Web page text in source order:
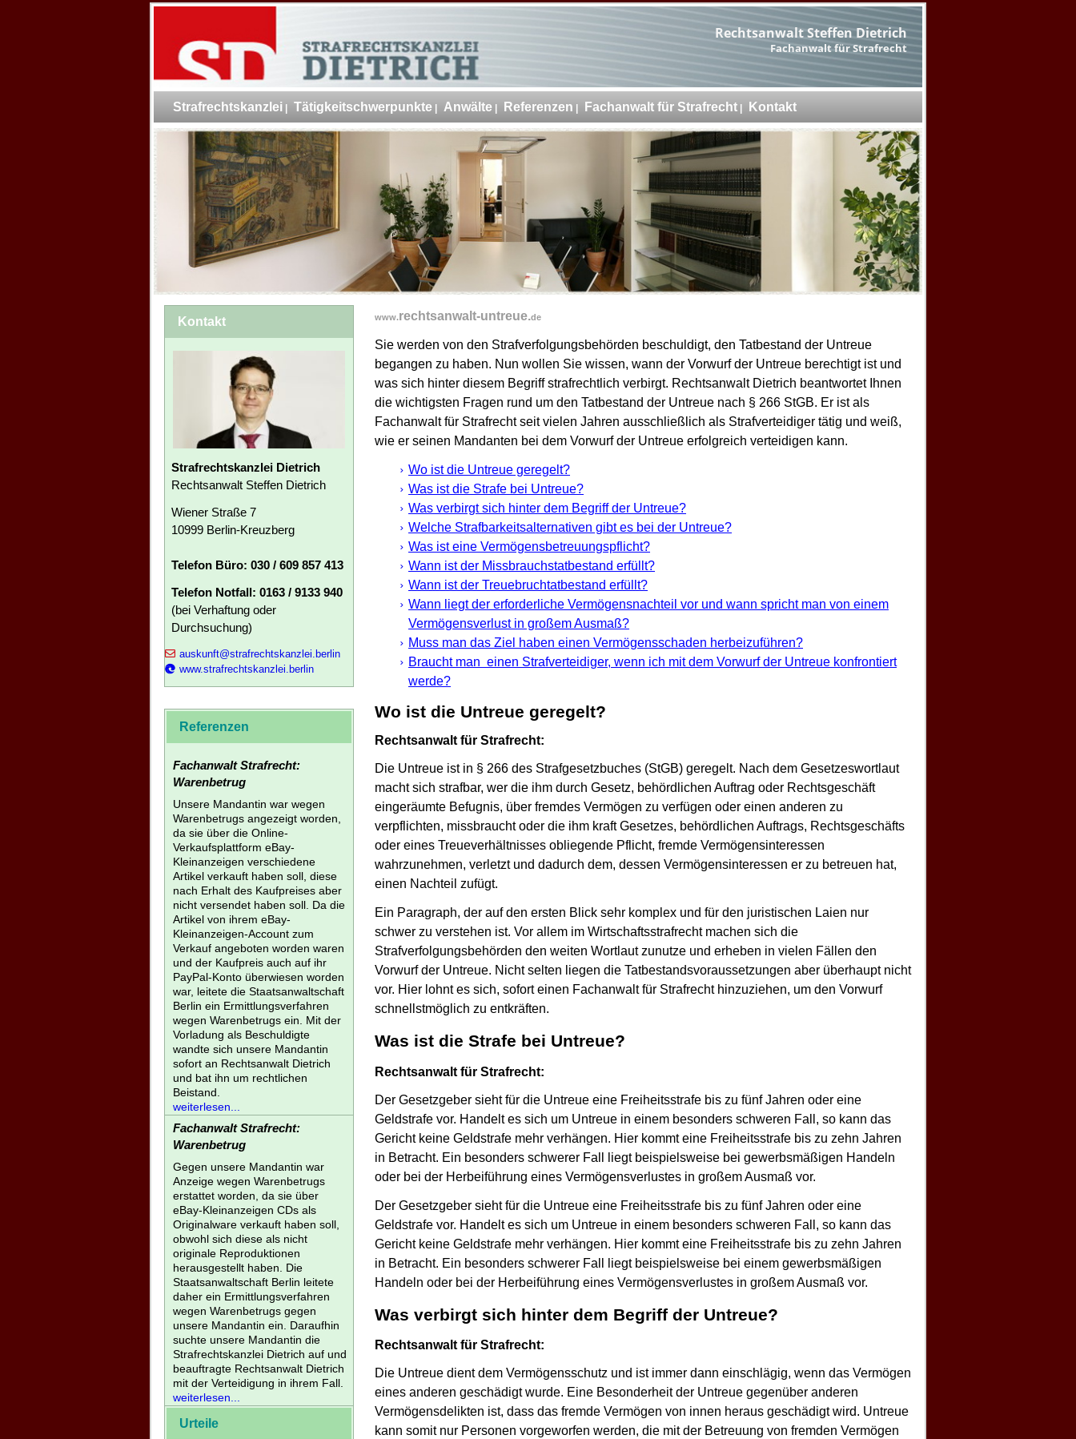
Rechtsanwalt Steffen Dietrich
Fachanwalt für Strafrecht
Navigation
überspringen
Strafrechtskanzlei Tätigkeitschwerpunkte Anwälte Referenzen Fachanwalt für Strafrecht Kontakt
www.rechtsanwalt-untreue.de
Sie werden von den Strafverfolgungsbehörden beschuldigt, den Tatbestand der Untreue
begangen zu haben. Nun wollen Sie wissen, wann der Vorwurf der Untreue berechtigt ist und
was sich hinter diesem Begriff strafrechtlich verbirgt. Rechtsanwalt Dietrich beantwortet Ihnen
die wichtigsten Fragen rund um den Tatbestand der Untreue nach § 266 StGB. Er ist als
Fachanwalt für Strafrecht seit vielen Jahren ausschließlich als Strafverteidiger tätig und weiß,
wie er seinen Mandanten bei dem Vorwurf der Untreue erfolgreich verteidigen kann.
Wo ist die Untreue geregelt?
Was ist die Strafe bei Untreue?
Was verbirgt sich hinter dem Begriff der Untreue?
Welche Strafbarkeitsalternativen gibt es bei der Untreue?
Was ist eine Vermögensbetreuungspflicht?
Wann ist der Missbrauchstatbestand erfüllt?
Wann ist der Treuebruchtatbestand erfüllt?
Wann liegt der erforderliche Vermögensnachteil vor und wann spricht man von einem
Vermögensverlust in großem Ausmaß?
Muss man das Ziel haben einen Vermögensschaden herbeizuführen?
Braucht man einen Strafverteidiger, wenn ich mit dem Vorwurf der Untreue konfrontiert
werde?
Wo ist die Untreue geregelt?
Rechtsanwalt für Strafrecht:
Die Untreue ist in § 266 des Strafgesetzbuches (StGB) geregelt. Nach dem Gesetzeswortlaut
macht sich strafbar, wer die ihm durch Gesetz, behördlichen Auftrag oder Rechtsgeschäft
eingeräumte Befugnis, über fremdes Vermögen zu verfügen oder einen anderen zu
verpflichten, missbraucht oder die ihm kraft Gesetzes, behördlichen Auftrags, Rechtsgeschäfts
oder eines Treueverhältnisses obliegende Pflicht, fremde Vermögensinteressen
wahrzunehmen, verletzt und dadurch dem, dessen Vermögensinteressen er zu betreuen hat,
einen Nachteil zufügt.
Ein Paragraph, der auf den ersten Blick sehr komplex und für den juristischen Laien nur
schwer zu verstehen ist. Vor allem im Wirtschaftsstrafrecht machen sich die
Strafverfolgungsbehörden den weiten Wortlaut zunutze und erheben in vielen Fällen den
Vorwurf der Untreue. Nicht selten liegen die Tatbestandsvoraussetzungen aber überhaupt nicht
vor. Hier lohnt es sich, sofort einen Fachanwalt für Strafrecht hinzuziehen, um den Vorwurf
schnellstmöglich zu entkräften.
Was ist die Strafe bei Untreue?
Rechtsanwalt für Strafrecht:
Der Gesetzgeber sieht für die Untreue eine Freiheitsstrafe bis zu fünf Jahren oder eine
Geldstrafe vor. Handelt es sich um Untreue in einem besonders schweren Fall, so kann das
Gericht keine Geldstrafe mehr verhängen. Hier kommt eine Freiheitsstrafe bis zu zehn Jahren
in Betracht. Ein besonders schwerer Fall liegt beispielsweise bei gewerbsmäßigen Handeln
oder bei der Herbeiführung eines Vermögensverlustes in großem Ausmaß vor.
Der Gesetzgeber sieht für die Untreue eine Freiheitsstrafe bis zu fünf Jahren oder eine
Geldstrafe vor. Handelt es sich um Untreue in einem besonders schweren Fall, so kann das
Gericht keine Geldstrafe mehr verhängen. Hier kommt eine Freiheitsstrafe bis zu zehn Jahren
in Betracht. Ein besonders schwerer Fall liegt beispielsweise bei einem gewerbsmäßigen
Handeln oder bei der Herbeiführung eines Vermögensverlustes in großem Ausmaß vor.
Was verbirgt sich hinter dem Begriff der Untreue?
Rechtsanwalt für Strafrecht:
Die Untreue dient dem Vermögensschutz und ist immer dann einschlägig, wenn das Vermögen
eines anderen geschädigt wurde. Eine Besonderheit der Untreue gegenüber anderen
Vermögensdelikten ist, dass das fremde Vermögen von innen heraus geschädigt wird. Untreue
kann somit nur Personen vorgeworfen werden, die mit der Betreuung von fremden Vermögen
Kontakt
Strafrechtskanzlei Dietrich
Rechtsanwalt Steffen Dietrich
Wiener Straße 7
10999 Berlin-Kreuzberg
Telefon Büro: 030 / 609 857 413
Telefon Notfall: 0163 / 9133 940
(bei Verhaftung oder
Durchsuchung)
auskunft@strafrechtskanzlei.berlin
www.strafrechtskanzlei.berlin
Referenzen
Fachanwalt Strafrecht:
Warenbetrug
Unsere Mandantin war wegen
Warenbetrugs angezeigt worden,
da sie über die Online-
Verkaufsplattform eBay-
Kleinanzeigen verschiedene
Artikel verkauft haben soll, diese
nach Erhalt des Kaufpreises aber
nicht versendet haben soll. Da die
Artikel von ihrem eBay-
Kleinanzeigen-Account zum
Verkauf angeboten worden waren
und der Kaufpreis auch auf ihr
PayPal-Konto überwiesen worden
war, leitete die Staatsanwaltschaft
Berlin ein Ermittlungsverfahren
wegen Warenbetrugs ein. Mit der
Vorladung als Beschuldigte
wandte sich unsere Mandantin
sofort an Rechtsanwalt Dietrich
und bat ihn um rechtlichen
Beistand.
weiterlesen...
Fachanwalt Strafrecht:
Warenbetrug
Gegen unsere Mandantin war
Anzeige wegen Warenbetrugs
erstattet worden, da sie über
eBay-Kleinanzeigen CDs als
Originalware verkauft haben soll,
obwohl sich diese als nicht
originale Reproduktionen
herausgestellt haben. Die
Staatsanwaltschaft Berlin leitete
daher ein Ermittlungsverfahren
wegen Warenbetrugs gegen
unsere Mandantin ein. Daraufhin
suchte unsere Mandantin die
Strafrechtskanzlei Dietrich auf und
beauftragte Rechtsanwalt Dietrich
mit der Verteidigung in ihrem Fall.
weiterlesen...
Urteile